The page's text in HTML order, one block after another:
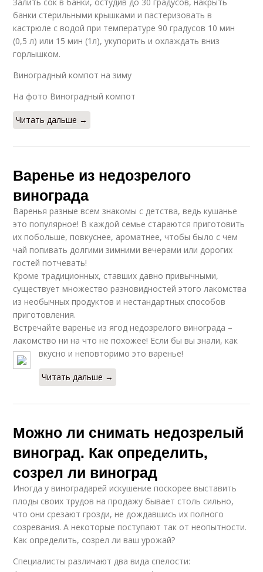
банки стерильными крышками и пастеризовать в
кастрюле с водой при температуре 90 градусов 10 мин
(0,5 л) или 15 мин (1л), укупорить и охлаждать вниз
горлышком.
Виноградный компот на зиму
На фото Виноградный компот
Читать дальше →
Варенье из недозрелого
винограда
Варенья разные всем знакомы с детства, ведь кушанье
это популярное! В каждой семье стараются приготовить
их побольше, повкуснее, ароматнее, чтобы было с чем
чай попивать долгими зимними вечерами или дорогих
гостей потчевать!
Кроме традиционных, ставших давно привычными,
существует множество разновидностей этого лакомства
из необычных продуктов и нестандартных способов
приготовления.
Встречайте варенье из ягод недозрелого винограда –
лакомство ни на что не похожее! Если бы вы знали, как
вкусно и неповторимо это варенье!
Читать дальше →
Можно ли снимать недозрелый
виноград. Как определить,
созрел ли виноград
Иногда у виноградарей искушение поскорее выставить
плоды своих трудов на продажу бывает столь сильно,
что они срезают грозди, не дождавшись их полного
созревания. А некоторые поступают так от неопытности.
Как определить, созрел ли ваш урожай?
Специалисты различают два вида спелости: